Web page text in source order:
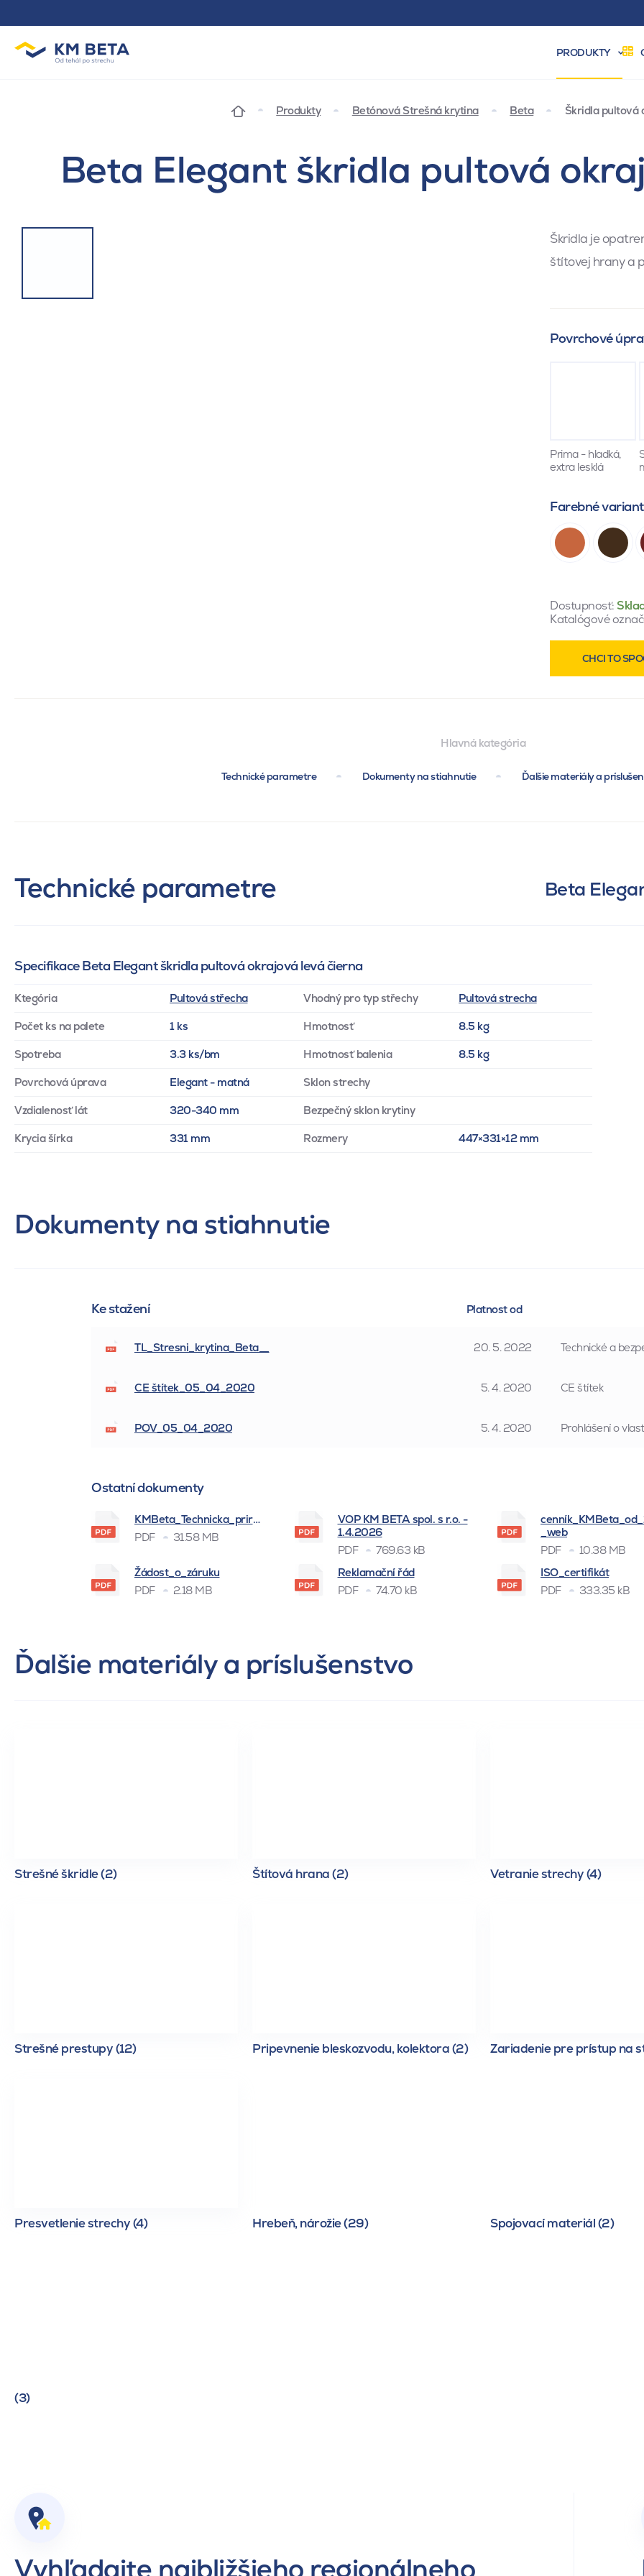
PRODUKTY
Produkty Betónová Strešná krytina Beta Škridla pultová
Beta Elegant škridla pultová
Škridla je
štítovej hrany a
Povrchové
Prima - hladká,
extra lesklá
Farebné
Dostupnosť:
Katalógové
CHCI TO
Hlavná kategória
Technické parametre Dokumenty na stiahnutie Ďalšie materiály a
Technické parametre Beta
Specifikace Beta Elegant škridla pultová okrajová levá čierna
Ktegória Pultová střecha
Počet ks na palete 1 ks
Spotreba 3.3 ks/bm
Povrchová úprava Elegant - matná
Vzdialenosť lát 320-340 mm
Krycia šírka 331 mm
Vhodný pro typ střechy Pultová strecha
Hmotnosť 8.5 kg
Hmotnosť balenia 8.5 kg
Sklon strechy
Bezpečný sklon krytiny
Rozmery 447×331×12 mm
Dokumenty na stiahnutie
Ke stažení
TL_Stresni_krytina_Beta__
Platnost od
20. 5. 2022 Technické a
CE štítek_05_04_2020 5. 4. 2020 CE štítek
POV_05_04_2020 5. 4. 2020 Prohlášení o
Ostatní dokumenty
KMBeta_Technicka_prirucka_BSK_
PDF
31.58 MB
VOP KM BETA spol. s r.o. -
1.4.2026
PDF
769.63 kB
_web
PDF
10.38 MB
Žádost_o_záruku
PDF
2.18 MB
Reklamační řád
PDF
74.70 kB
ISO_certifikát
PDF
333.35 kB
Ďalšie materiály a príslušenstvo
Strešné škridle (2) Štítová hrana (2) Vetranie strechy (4)
Strešné prestupy (12) Pripevnenie bleskozvodu, kolektora (2) Zariadenie pre prístup na
Presvetlenie strechy (4) Hrebeň, nárožie (29) Spojovací materiál (2)
(3)
Vyhľadajte najbližšieho regionálneho